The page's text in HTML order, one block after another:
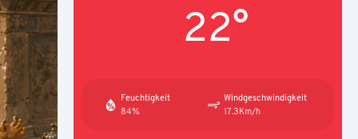
22°
Feuchtigkeit
84%
Windgeschwindigkeit
17.3Km/h